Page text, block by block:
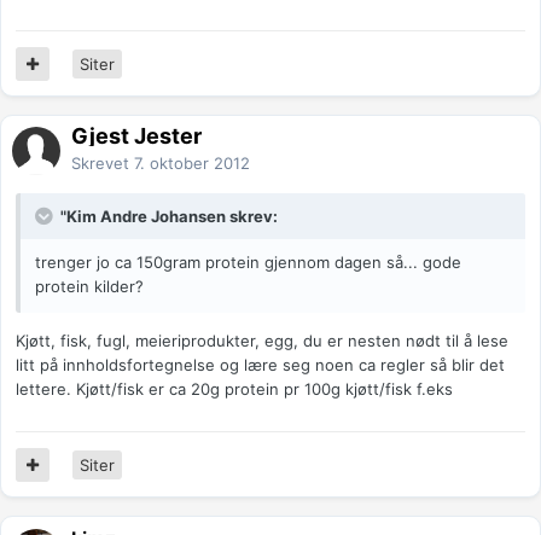
Siter
Gjest Jester
Skrevet 7. oktober 2012
"Kim Andre Johansen skrev:
trenger jo ca 150gram protein gjennom dagen så... gode
protein kilder?
Kjøtt, fisk, fugl, meieriprodukter, egg, du er nesten nødt til å lese
litt på innholdsfortegnelse og lære seg noen ca regler så blir det
lettere. Kjøtt/fisk er ca 20g protein pr 100g kjøtt/fisk f.eks
Siter